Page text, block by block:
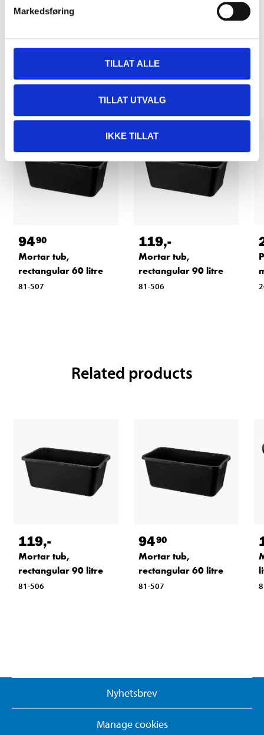
Markedsføring
TILLAT ALLE
TILLAT UTVALG
IKKE TILLAT
Pay & Collect in your local store within 2 hours!
Other customers also bought
9490
Mortar tub,
rectangular 60 litre
81-507
119,-
Mortar tub,
rectangular 90 litre
81-506
Related products
119,-
Mortar tub,
rectangular 90 litre
81-506
9490
Mortar tub,
rectangular 60 litre
81-507
Nyhetsbrev
Manage cookies